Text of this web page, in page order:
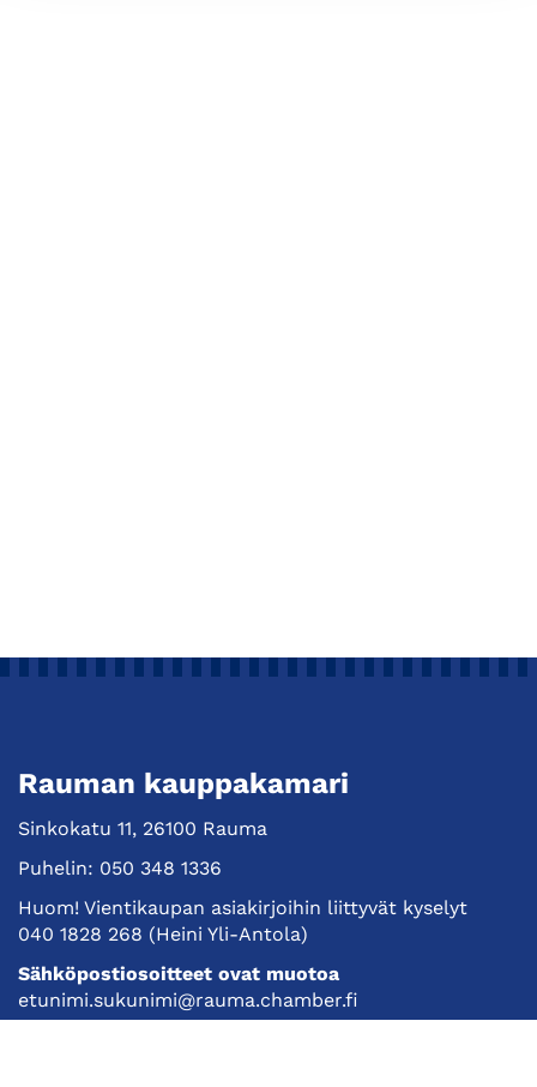
Rauman kauppakamari
Sinkokatu 11, 26100 Rauma
Puhelin: 050 348 1336
Huom! Vientikaupan asiakirjoihin liittyvät kyselyt
040 1828 268 (Heini Yli-Antola)
Sähköpostiosoitteet ovat muotoa
etunimi.sukunimi@rauma.chamber.fi